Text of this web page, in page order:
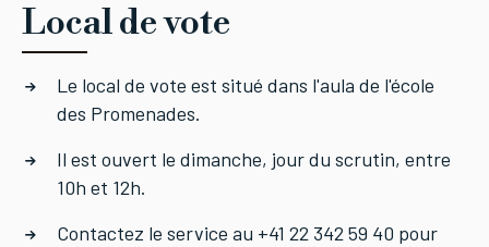
Local de vote
Le local de vote est situé dans l'aula de l'école
des Promenades.
Il est ouvert le dimanche, jour du scrutin, entre
10h et 12h.
Contactez le service au +41 22 342 59 40 pour